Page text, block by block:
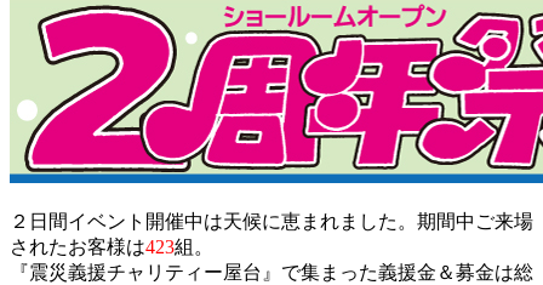
２日間イベント開催中は天候に恵まれました。期間中ご来場
されたお客様は423組。
『震災義援チャリティー屋台』で集まった義援金＆募金は総